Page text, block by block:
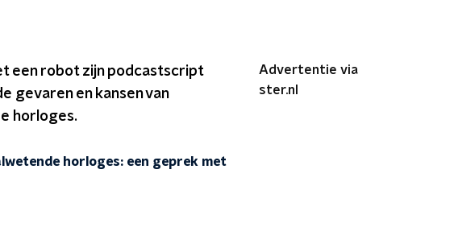
een robot zijn podcastscript
gevaren en kansen van
horloges.
horloges: een geprek met
Advertentie via
ster.nl